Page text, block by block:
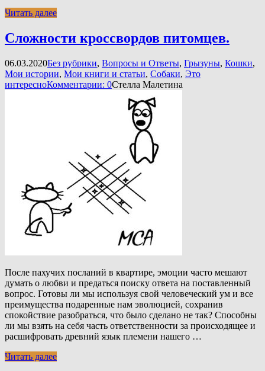
Читать далее
Сложности кроссвордов питомцев.
06.03.2020Без рубрики, Вопросы и Ответы, Грызуны, Кошки,
Мои истории, Мои книги и статьи, Собаки, Это
интересноКомментарии: 0Стелла Малетина
После пахучих посланий в квартире, эмоции часто мешают
думать о любви и предаться поиску ответа на поставленный
вопрос. Готовы ли мы используя свой человеческий ум и все
преимущества подаренные нам эволюцией, сохранив
спокойствие разобраться, что было сделано не так? Способны
ли мы взять на себя часть ответственности за происходящее и
расшифровать древний язык племени нашего …
Читать далее